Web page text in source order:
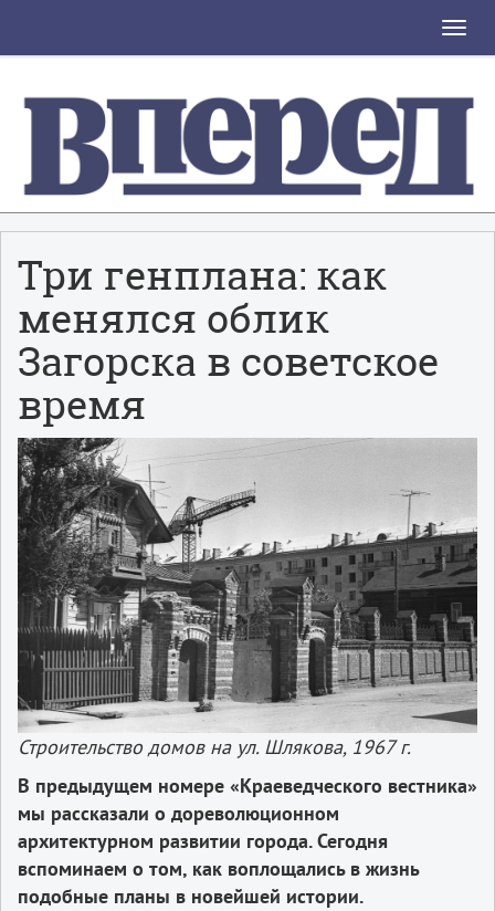
Toggle
Три генплана: как
менялся облик
Загорска в советское
время
Строительство домов на ул. Шлякова, 1967 г.
В предыдущем номере «Краеведческого вестника»
мы рассказали о дореволюционном
архитектурном развитии города. Сегодня
вспоминаем о том, как воплощались в жизнь
подобные планы в новейшей истории.